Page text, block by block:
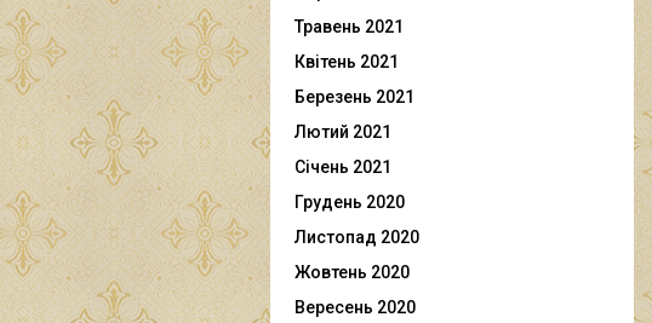
Травень 2021
Квітень 2021
Березень 2021
Лютий 2021
Січень 2021
Грудень 2020
Листопад 2020
Жовтень 2020
Вересень 2020